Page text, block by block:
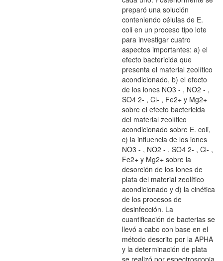
preparó una solución
conteniendo células de E.
coli en un proceso tipo lote
para investigar cuatro
aspectos importantes: a) el
efecto bactericida que
presenta el material zeolítico
acondicionado, b) el efecto
de los iones NO3 - , NO2 - ,
SO4 2- , Cl- , Fe2+ y Mg2+
sobre el efecto bactericida
del material zeolítico
acondicionado sobre E. coli,
c) la influencia de los iones
NO3 - , NO2 - , SO4 2- , Cl- ,
Fe2+ y Mg2+ sobre la
desorción de los iones de
plata del material zeolítico
acondicionado y d) la cinética
de los procesos de
desinfección. La
cuantificación de bacterias se
llevó a cabo con base en el
método descrito por la APHA
y la determinación de plata